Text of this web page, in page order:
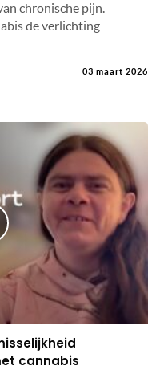
chronische pijn.
de verlichting
03 maart 2026
cannabis